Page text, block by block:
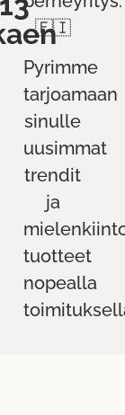
🇫🇮
Pyrimme
tarjoamaan
sinulle
uusimmat
trendit
ja
tuotteet
nopealla